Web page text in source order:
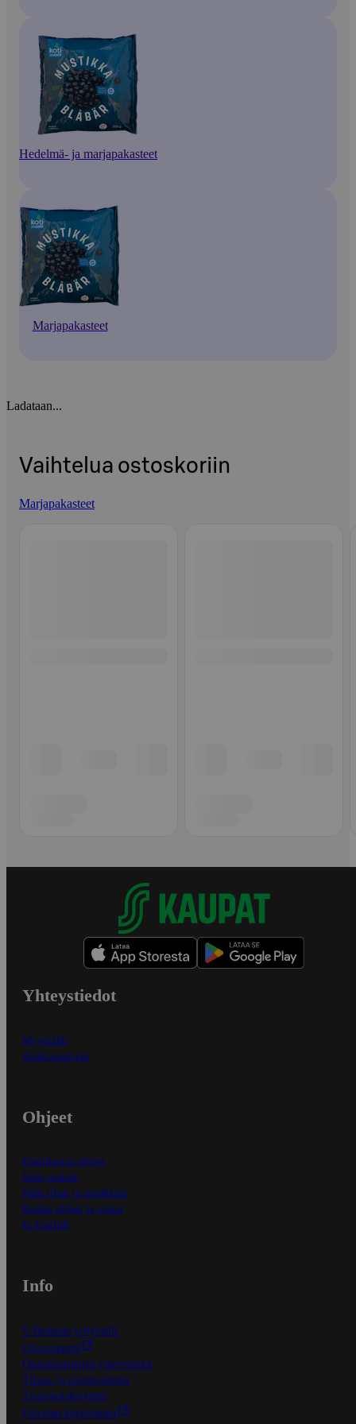
Hedelmä- ja marjapakasteet
Marjapakasteet
Ladataan...
Vaihtelua ostoskoriin
Marjapakasteet
Yhteystiedot
Myymälät
Asiakaspalvelu
Ohjeet
Ensitilaajan ohjeet
Näin maksat
Näin tilaat ja muokkaat
Kaikki ohjeet ja vinkit
In English
Info
S-Business yrityksille
Oiva-raportit
Osuuskauppojen yhteystiedot
Tilaus- ja toimitusehdot
Tietosuojakäytäntö
Palvelun käyttöehdot